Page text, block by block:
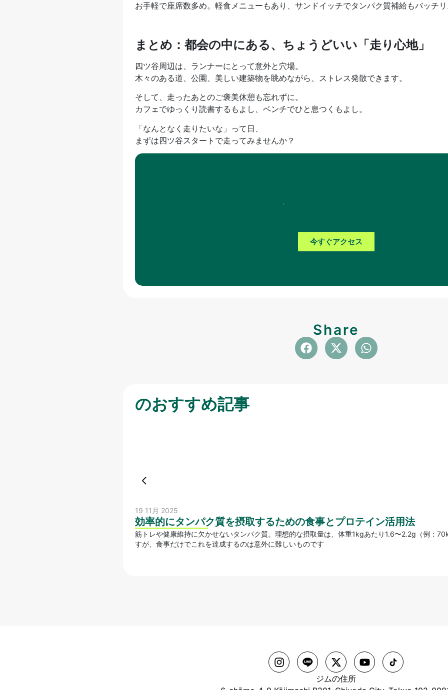
お手軽で座席数多め。軽食メニューもあり、サンドイッチでタンパク質補給もバッチ
まとめ：都会の中にある、ちょうどいい「走り心地」
四ツ谷周辺は、ランナーにとって意外と穴場。
木々のある道、公園、美しい建築物を眺めながら、ストレス発散できます。
そして、走ったあとのご褒美休憩も忘れずに。
カフェでゆっくり読書するもよし、ベンチでひと息つくもよし。
「なんとなく走りたいな」って日、
まずは四ツ谷スタートで走ってみませんか？
きていますか？Anywhere Fitness Gymの場所
今すぐアクセス
Share
のおすすめ記事
19 11月 2025
効率的にタンパク質を摂取するための食事とプロテイン活用法
筋トレや健康維持に欠かせないタンパク質。理想的な摂取量は、体重1kgあたり1.6〜2.2g（例：
すが、食事だけでこれを達成するのは意外に難しいものです
ジムの住所